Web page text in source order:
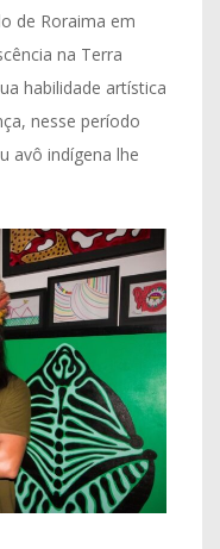
de Roraima em
na Terra
habilidade artística
nesse período
avô indígena lhe